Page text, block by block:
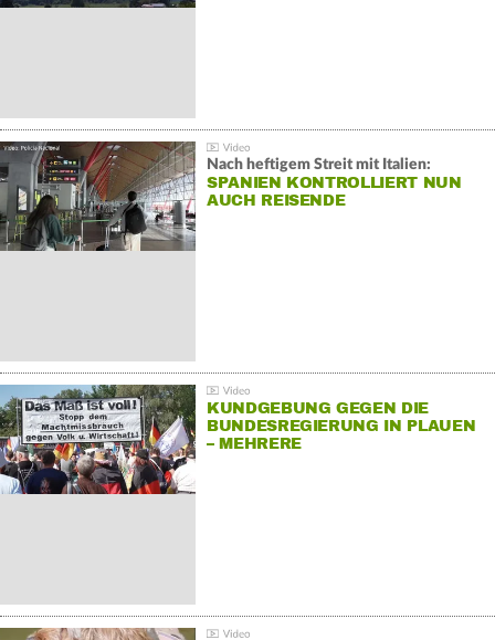
Nach heftigem Streit mit Italien:
SPANIEN KONTROLLIERT NUN
AUCH REISENDE
KUNDGEBUNG GEGEN DIE
BUNDESREGIERUNG IN PLAUEN
– MEHRERE